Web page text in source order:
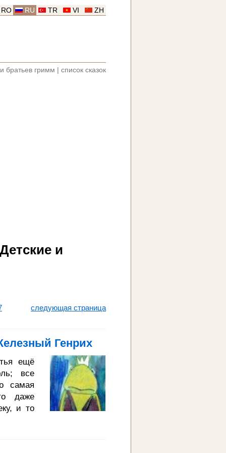
ZH
VI
TR
RU
RO
братьев гримм список сказок
и
следующая страница
Генрих
ещё
все
самая
даже
и то